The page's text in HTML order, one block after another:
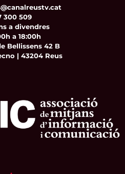
300 509
a divendres
a 18:00h
Bellissens 42 B
| 43204 Reus